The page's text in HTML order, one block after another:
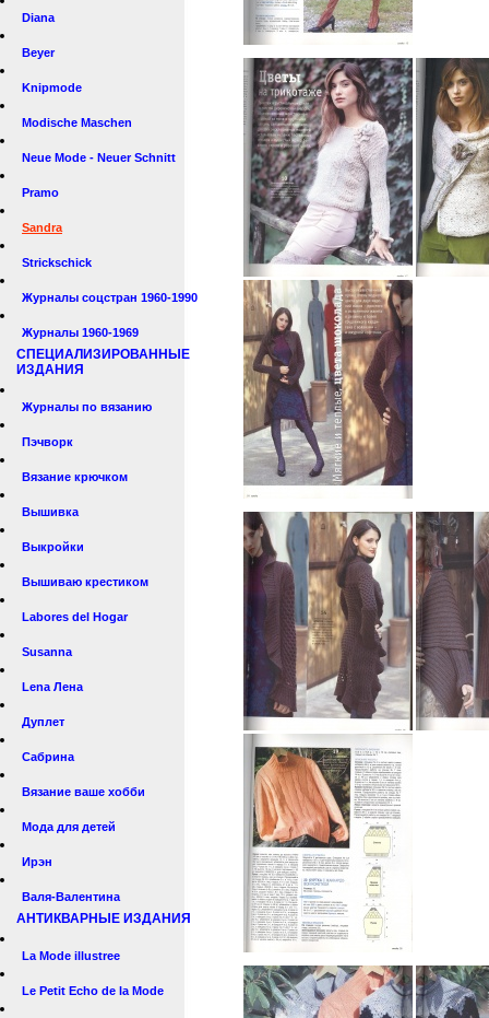
Diana
Beyer
Knipmode
Modische Maschen
Neue Mode - Neuer Schnitt
Pramo
Sandra
Strickschick
Журналы соцстран 1960-1990
Журналы 1960-1969
СПЕЦИАЛИЗИРОВАННЫЕ
ИЗДАНИЯ
Журналы по вязанию
Пэчворк
Вязание крючком
Вышивка
Выкройки
Вышиваю крестиком
Labores del Hogar
Susanna
Lena Лена
Дуплет
Сабрина
Вязание ваше хобби
Мода для детей
Ирэн
Валя-Валентина
АНТИКВАРНЫЕ ИЗДАНИЯ
La Mode illustree
Le Petit Echo de la Mode